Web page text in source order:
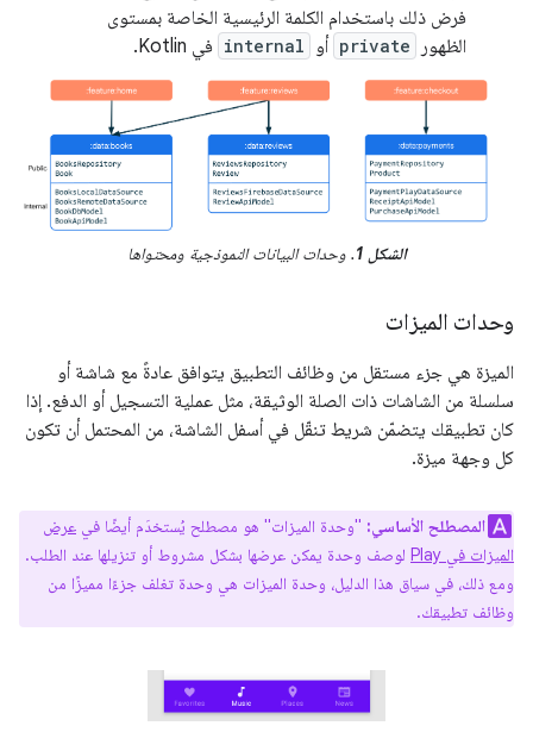
فرض ذلك باستخدام الكلمة الرئيسية الخاصة بمستوى
الظهور
private أو internal في Kotlin.
الشكل 1 . وحدات البيانات النموذجية ومحتواها
وحدات الميزات
الميزة هي جزء مستقل من وظائف التطبيق يتوافق عادةً مع شاشة أو
سلسلة من الشاشات ذات الصلة الوثيقة، مثل عملية التسجيل أو الدفع. إذا
كان تطبيقك يتضمّن شريط تنقّل في أسفل الشاشة، من المحتمل أن تكون
كل وجهة ميزة.
المصطلح الأساسي: "وحدة الميزات" هو مصطلح يُستخدَم أيضًا في عرض
الميزات في Play
لوصف وحدة يمكن عرضها بشكل مشروط أو تنزيلها عند الطلب.
ومع ذلك، في سياق هذا الدليل، وحدة الميزات هي وحدة تغلف جزءًا مميزًا من
وظائف تطبيقك.